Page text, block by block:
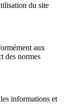
du site
aux
des normes
informations et